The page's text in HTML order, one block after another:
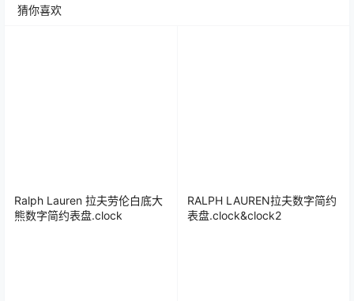
猜你喜欢
Ralph Lauren 拉夫劳伦白底大
熊数字简约表盘.clock
RALPH LAUREN拉夫数字简约
表盘.clock&clock2